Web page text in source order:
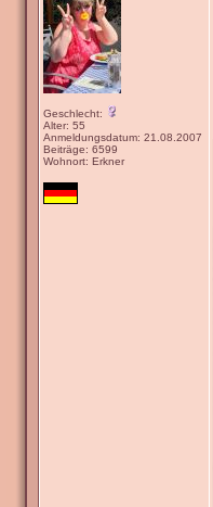
Geschlecht:
Alter: 55
Anmeldungsdatum: 21.08.2007
Beiträge: 6599
Wohnort: Erkner